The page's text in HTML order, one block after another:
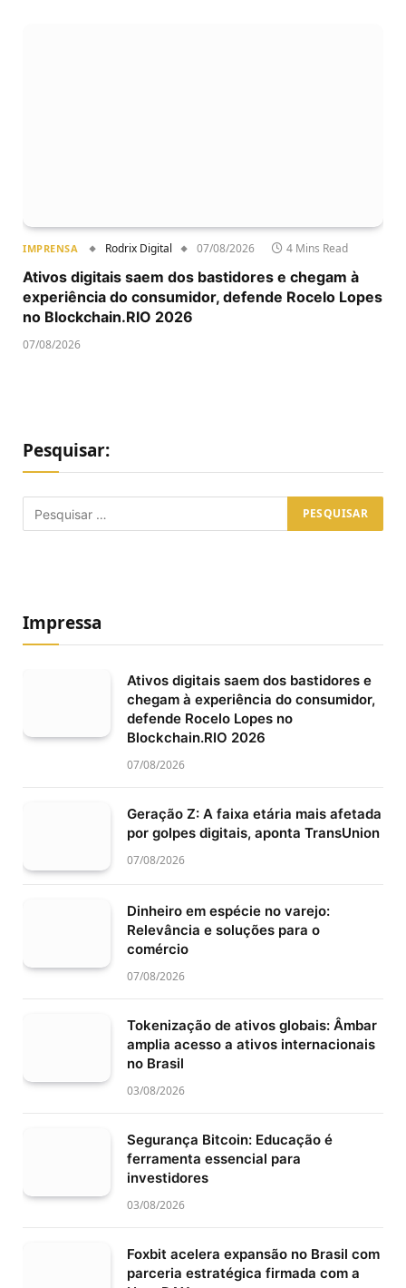
IMPRENSA Rodrix Digital 07/08/2026 4 Mins Read
Ativos digitais saem dos bastidores e chegam à
experiência do consumidor, defende Rocelo Lopes
no Blockchain.RIO 2026
07/08/2026
Pesquisar:
Impressa
Ativos digitais saem dos bastidores e
chegam à experiência do consumidor,
defende Rocelo Lopes no
Blockchain.RIO 2026
07/08/2026
Geração Z: A faixa etária mais afetada
por golpes digitais, aponta TransUnion
07/08/2026
Dinheiro em espécie no varejo:
Relevância e soluções para o
comércio
07/08/2026
Tokenização de ativos globais: Âmbar
amplia acesso a ativos internacionais
no Brasil
03/08/2026
Segurança Bitcoin: Educação é
ferramenta essencial para
investidores
03/08/2026
Foxbit acelera expansão no Brasil com
parceria estratégica firmada com a